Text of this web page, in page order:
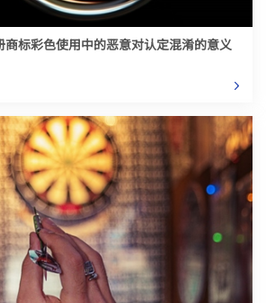
商标彩色使用中的恶意对认定混淆的意义